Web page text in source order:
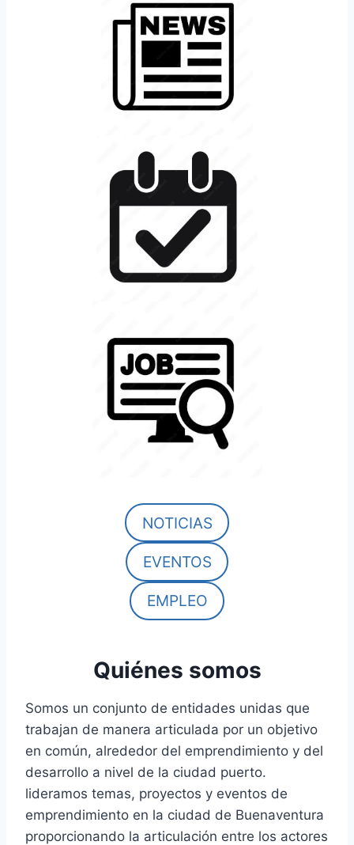
NOTICIAS
EVENTOS
EMPLEO
Quiénes somos
Somos un conjunto de entidades unidas que
trabajan de manera articulada por un objetivo
en común, alrededor del emprendimiento y del
desarrollo a nivel de la ciudad puerto.
lideramos temas, proyectos y eventos de
emprendimiento en la ciudad de Buenaventura
proporcionando la articulación entre los actores